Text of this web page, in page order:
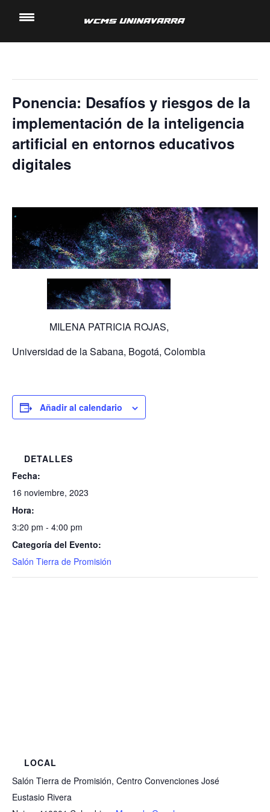
Ponencia: Desafíos y riesgos de la
implementación de la inteligencia
artificial en entornos educativos
digitales
MILENA PATRICIA ROJAS,
Universidad de la Sabana, Bogotá, Colombia
Añadir al calendario
DETALLES
Fecha:
16 noviembre, 2023
Hora:
3:20 pm - 4:00 pm
Categoría del Evento:
Salón Tierra de Promisión
LOCAL
Salón Tierra de Promisión, Centro Convenciones José
Eustasio Rivera